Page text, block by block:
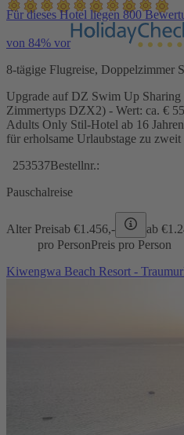
Für dieses Hotel liegen 800
von 84% vor
8-tägige Flugreise, Doppelzimmer
Upgrade auf DZ Swim Up
Zimmertyps DZX2) - Wert: ca. €
Adults Only Stil-Hotel ab 16
für erholsame Urlaubstage zu zweit
253537Bestellnr.:
Pauschalreise
Alter Preisab €1.456,- ab €
pro PersonPreis pro Person
Kiwengwa Beach Resort -